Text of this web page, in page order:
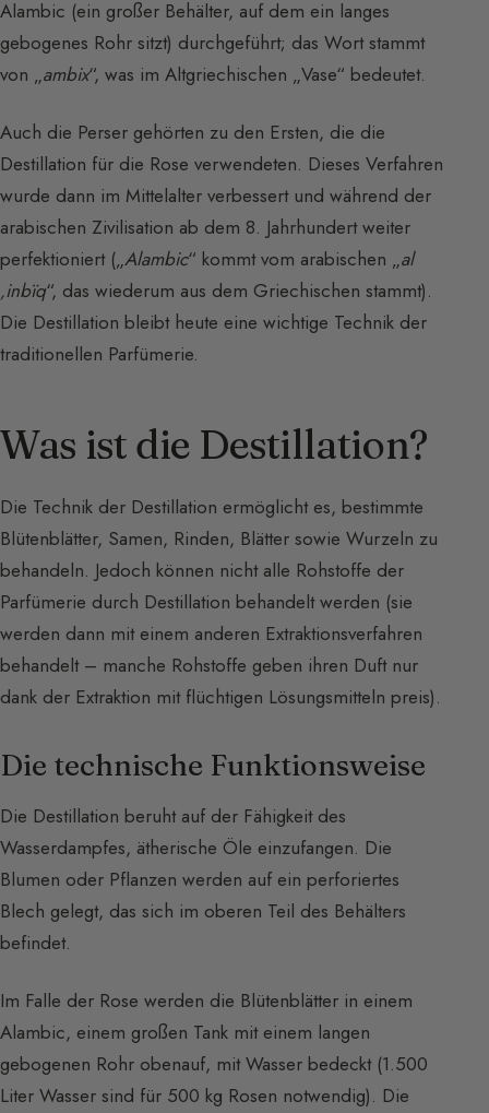
Alambic (ein großer Behälter, auf dem ein langes
gebogenes Rohr sitzt) durchgeführt; das Wort stammt
von „ambix“, was im Altgriechischen „Vase“ bedeutet.
Auch die Perser gehörten zu den Ersten, die die
Destillation für die Rose verwendeten. Dieses Verfahren
wurde dann im Mittelalter verbessert und während der
arabischen Zivilisation ab dem 8. Jahrhundert weiter
perfektioniert („Alambic“ kommt vom arabischen „al
‚inbïq“, das wiederum aus dem Griechischen stammt).
Die Destillation bleibt heute eine wichtige Technik der
traditionellen Parfümerie.
Was ist die Destillation?
Die Technik der Destillation ermöglicht es, bestimmte
Blütenblätter, Samen, Rinden, Blätter sowie Wurzeln zu
behandeln. Jedoch können nicht alle Rohstoffe der
Parfümerie durch Destillation behandelt werden (sie
werden dann mit einem anderen Extraktionsverfahren
behandelt – manche Rohstoffe geben ihren Duft nur
dank der Extraktion mit flüchtigen Lösungsmitteln preis).
Die technische Funktionsweise
Die Destillation beruht auf der Fähigkeit des
Wasserdampfes, ätherische Öle einzufangen. Die
Blumen oder Pflanzen werden auf ein perforiertes
Blech gelegt, das sich im oberen Teil des Behälters
befindet.
Im Falle der Rose werden die Blütenblätter in einem
Alambic, einem großen Tank mit einem langen
gebogenen Rohr obenauf, mit Wasser bedeckt (1.500
Liter Wasser sind für 500 kg Rosen notwendig). Die